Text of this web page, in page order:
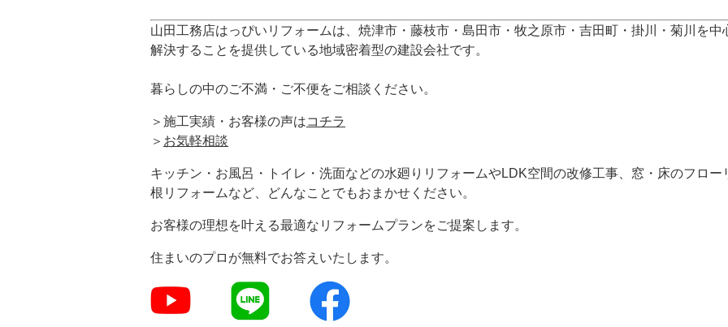
山田工務店はっぴいリフォームは、焼津市・藤枝市・島田市・牧之原市・吉田町 ・掛川・菊川
を中
解決することを提供している地域密着型の建設会社です。
暮らしの中のご不満・ご不便をご相談ください。
＞施工実績・お客様の声はコチラ
＞ お気軽相談
キッチン・お風呂・トイレ・洗面などの水廻りリフォームやLDK空間の改修工事、窓・床のフロ
根リフォームなど、どんなことでもおまかせください。
お客様の理想を叶える最適なリフォームプランをご提案します。
住まいのプロが無料でお答えいたします。